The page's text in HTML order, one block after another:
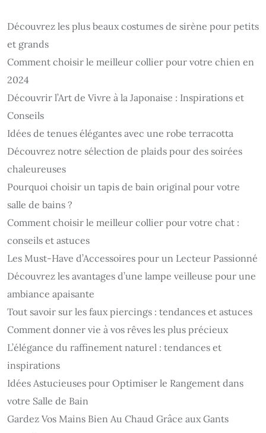
Découvrez les plus beaux costumes de sirène pour petits
et grands
Comment choisir le meilleur collier pour votre chien en
2024
Découvrir l’Art de Vivre à la Japonaise : Inspirations et
Conseils
Idées de tenues élégantes avec une robe terracotta
Découvrez notre sélection de plaids pour des soirées
chaleureuses
Pourquoi choisir un tapis de bain original pour votre
salle de bains ?
Comment choisir le meilleur collier pour votre chat :
conseils et astuces
Les Must-Have d’Accessoires pour un Lecteur Passionné
Découvrez les avantages d’une lampe veilleuse pour une
ambiance apaisante
Tout savoir sur les faux piercings : tendances et astuces
Comment donner vie à vos rêves les plus précieux
L’élégance du raffinement naturel : tendances et
inspirations
Idées Astucieuses pour Optimiser le Rangement dans
votre Salle de Bain
Gardez Vos Mains Bien Au Chaud Grâce aux Gants